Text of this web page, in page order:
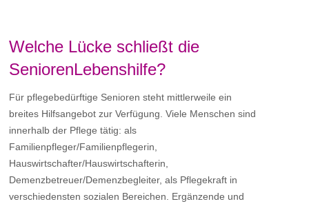
Welche Lücke schließt die
SeniorenLebenshilfe?
Für pflegebedürftige Senioren steht mittlerweile ein
breites Hilfsangebot zur Verfügung. Viele Menschen sind
innerhalb der Pflege tätig: als
Familienpfleger/Familienpflegerin,
Hauswirtschafter/Hauswirtschafterin,
Demenzbetreuer/Demenzbegleiter, als Pflegekraft in
verschiedensten sozialen Bereichen. Ergänzende und